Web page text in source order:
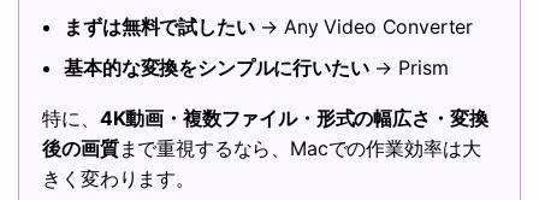
まずは無料で試したい→ Any Video Converter
基本的な変換をシンプルに行いたい→ Prism
特に、 4K動画・複数ファイル・形式の幅広さ・変換
後の画質まで重視するなら、Macでの作業効率は大
きく変わります。